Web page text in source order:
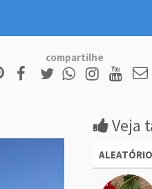
compartilhe
Veja